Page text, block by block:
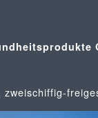
zweischiffig-